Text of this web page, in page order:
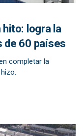
logra la
de 60 países
completar la